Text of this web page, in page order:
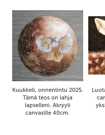
Kuukkeli, onnenlintu 2025.
Tämä teos on lahja
lapselleni. Akryyli
canvasille 40cm.